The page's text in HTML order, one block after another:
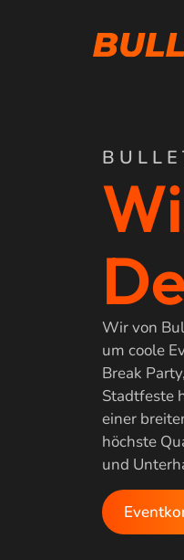
Wir von
um coole
Break
Stadtfeste
einer
höchste
und